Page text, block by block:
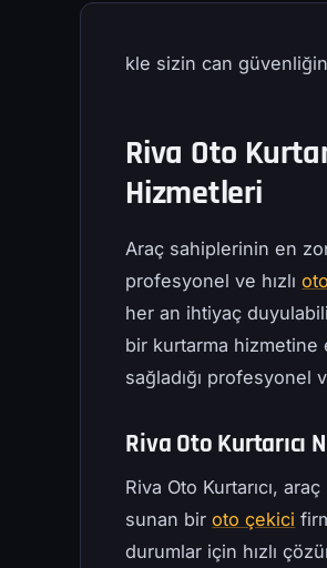
kle sizin can
Riva Oto
Hizmetleri
Araç sahiplerinin en
profesyonel ve hızlı
her an ihtiyaç
bir kurtarma hizmetine
sağladığı profesyonel
Riva Oto Kurtarıcı
Riva Oto Kurtarıcı,
sunan biroto çekici
durumlar için hızlı